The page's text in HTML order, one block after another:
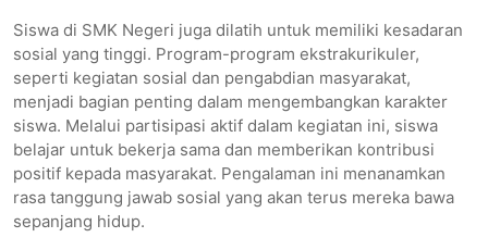
Siswa di SMK Negeri juga dilatih untuk memiliki kesadaran
sosial yang tinggi. Program-program ekstrakurikuler,
seperti kegiatan sosial dan pengabdian masyarakat,
menjadi bagian penting dalam mengembangkan karakter
siswa. Melalui partisipasi aktif dalam kegiatan ini, siswa
belajar untuk bekerja sama dan memberikan kontribusi
positif kepada masyarakat. Pengalaman ini menanamkan
rasa tanggung jawab sosial yang akan terus mereka bawa
sepanjang hidup.